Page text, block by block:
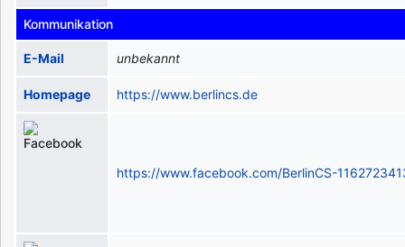
Kommunikation
E-Mail unbekannt
Homepage https://www.berlincs.de
https://www.facebook.com/BerlinCS-